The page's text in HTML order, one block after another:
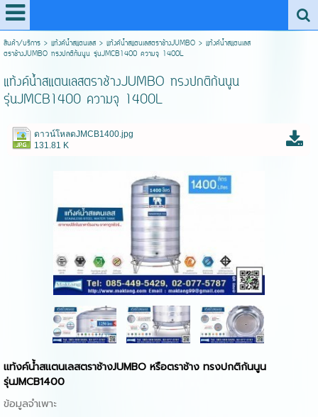
สินค้า/บริการ> แท้งค์น้ำสแตนเลส> แท้งค์น้ำสแตนเลสตราช้างJUMBO> แท้งค์น้ำสแตนเลส
ตราช้างJUMBO ทรงปกติก้นนูน รุ่นJMCB1400 ความจุ 1400L
แท้งค์น้ำสแตนเลสตราช้างJUMBO ทรงปกติก้นนูน
รุ่นJMCB1400 ความจุ 1400L
ดาวน์โหลดJMCB1400.jpg
131.81 K
แท้งค์น้ำสแตนเลสตราช้างJUMBO หรือตราช้าง ทรงปกติก้นนูน
รุ่นJMCB1400
ข้อมูลจำเพาะ